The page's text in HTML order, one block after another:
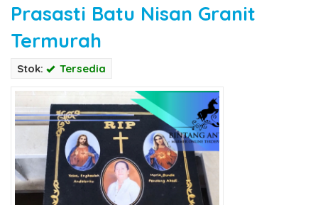
Prasasti Batu Nisan Granit
Termurah
Stok: Tersedia